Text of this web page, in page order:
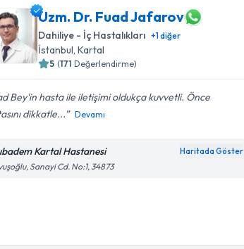
Uzm. Dr. Fuad Jafarov
Dahiliye - İç Hastalıkları +1diğer
İstanbul ,Kartal
5 (171 Değerlendirme)
Bey'in hasta ile iletişimi oldukça kuvvetli. Önce
dikkatle...
Devamı
Kartal Hastanesi Haritada Göster
Sanayi Cd. No:1, 34873